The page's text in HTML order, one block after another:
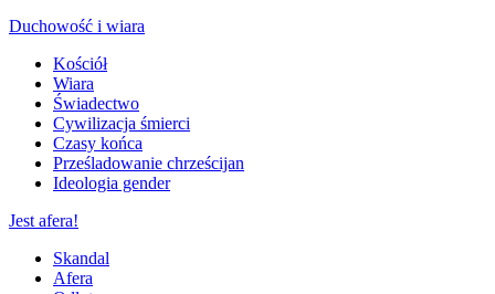
Duchowość i wiara
Kościół
Wiara
Świadectwo
Cywilizacja śmierci
Czasy końca
Prześladowanie chrześcijan
Ideologia gender
Jest afera!
Skandal
Afera